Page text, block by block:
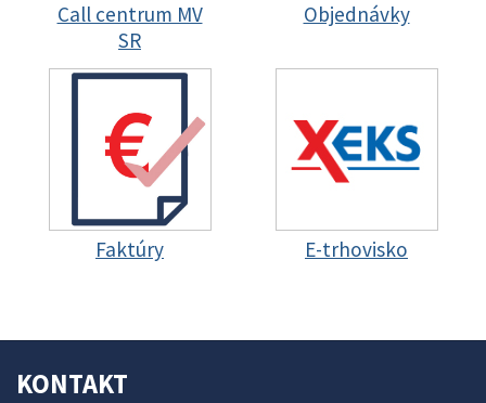
Call centrum MV
SR
Objednávky
Faktúry E-trhovisko
KONTAKT